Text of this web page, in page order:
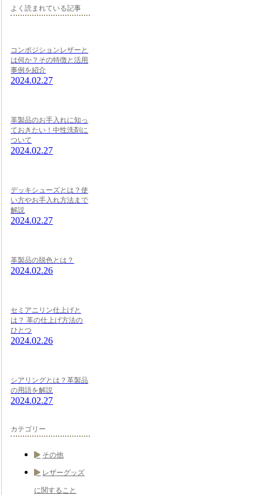
よく読まれている記事
コンポジションレザーと
は何か？その特徴と活用
事例を紹介
2024.02.27
革製品のお手入れに知っ
ておきたい！中性洗剤に
ついて
2024.02.27
デッキシューズとは？使
い方やお手入れ方法まで
解説
2024.02.27
革製品の脱色とは？
2024.02.26
セミアニリン仕上げと
は？ 革の仕上げ方法の
ひとつ
2024.02.26
シアリングとは？革製品
の用語を解説
2024.02.27
カテゴリー
その他
レザーグッズ
に関すること